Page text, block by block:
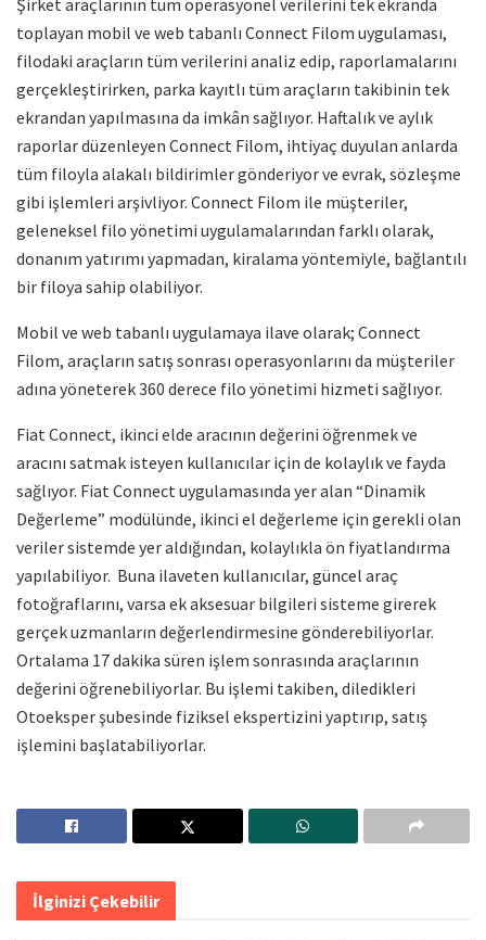
toplayan mobil ve web tabanlı Connect Filom uygulaması,
filodaki araçların tüm verilerini analiz edip, raporlamalarını
gerçekleştirirken, parka kayıtlı tüm araçların takibinin tek
ekrandan yapılmasına da imkân sağlıyor. Haftalık ve aylık
raporlar düzenleyen Connect Filom, ihtiyaç duyulan anlarda
tüm filoyla alakalı bildirimler gönderiyor ve evrak, sözleşme
gibi işlemleri arşivliyor. Connect Filom ile müşteriler,
geleneksel filo yönetimi uygulamalarından farklı olarak,
donanım yatırımı yapmadan, kiralama yöntemiyle, bağlantılı
bir filoya sahip olabiliyor.
Mobil ve web tabanlı uygulamaya ilave olarak; Connect
Filom, araçların satış sonrası operasyonlarını da müşteriler
adına yöneterek 360 derece filo yönetimi hizmeti sağlıyor.
Fiat Connect, ikinci elde aracının değerini öğrenmek ve
aracını satmak isteyen kullanıcılar için de kolaylık ve fayda
sağlıyor. Fiat Connect uygulamasında yer alan “Dinamik
Değerleme” modülünde, ikinci el değerleme için gerekli olan
veriler sistemde yer aldığından, kolaylıkla ön fiyatlandırma
yapılabiliyor. Buna ilaveten kullanıcılar, güncel araç
fotoğraflarını, varsa ek aksesuar bilgileri sisteme girerek
gerçek uzmanların değerlendirmesine gönderebiliyorlar.
Ortalama 17 dakika süren işlem sonrasında araçlarının
değerini öğrenebiliyorlar. Bu işlemi takiben, diledikleri
Otoeksper şubesinde fiziksel ekspertizini yaptırıp, satış
işlemini başlatabiliyorlar.
İlginizi Çekebilir